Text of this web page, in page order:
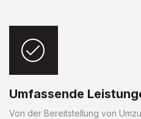
Umfassende
Von der Bereitstellung von